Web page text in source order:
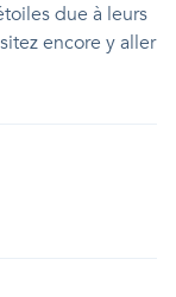
due à leurs
encore y aller